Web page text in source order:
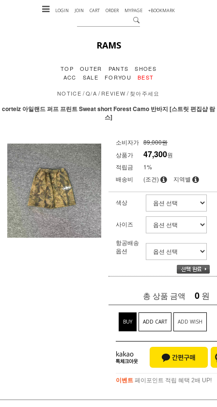
LOGIN JOIN CART ORDER MYPAGE +BOOKMARK
RAMS
TOP OUTER PANTS
SHOES
ACC
SALE FORYOU BEST
NOTICE /Q/A /REVIEW /찾아주세요
corteiz 아일랜드 퍼프 프린트 Sweat short Forest Camo 반바지 [스트릿 편집샵 람
스]
소비자가 89,000원
상품가
47,300원
적립금
1%
배송비
(조건) 지역별
색상
사이즈
항공배송
옵션
총 상품 금액 0 원
BUY ADD CART ADD WISH
이벤트 페이포인트 적립 혜택 2배 UP!